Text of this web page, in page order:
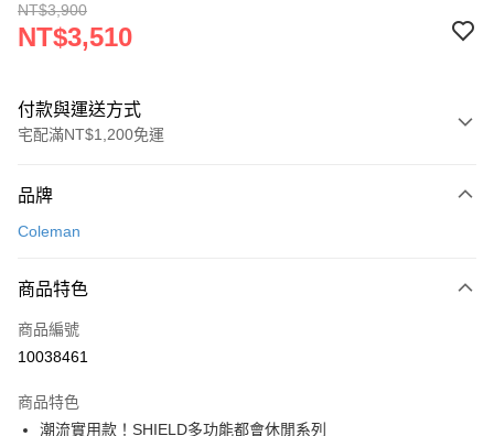
NT$3,900
NT$3,510
付款與運送方式
宅配滿NT$1,200免運
信用卡一次付款
6 期 0 利率 每期
合作金庫商業銀行
上海商業儲蓄銀行
臺灣中小企業銀行
LINE Pay
Apple Pay
街口支付
品牌
Coleman
商品特色
商品編號
10038461
商品特色
潮流實用款！SHIELD多功能都會休閒系列